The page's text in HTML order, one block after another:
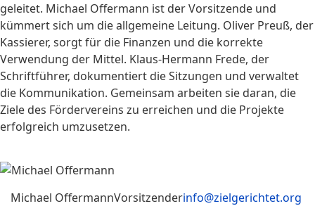
geleitet. Michael Offermann ist der Vorsitzende und
kümmert sich um die allgemeine Leitung. Oliver Preuß, der
Kassierer, sorgt für die Finanzen und die korrekte
Verwendung der Mittel. Klaus-Hermann Frede, der
Schriftführer, dokumentiert die Sitzungen und verwaltet
die Kommunikation. Gemeinsam arbeiten sie daran, die
Ziele des Fördervereins zu erreichen und die Projekte
erfolgreich umzusetzen.
Michael OffermannVorsitzenderinfo@zielgerichtet.org